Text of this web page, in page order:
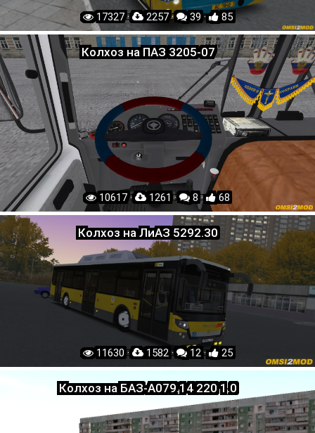
17327 · 2257 · 39 · 85
Колхоз на ПАЗ 3205-07
10617 · 1261 · 8 · 68
Колхоз на ЛиАЗ 5292.30
11630 · 1582 · 12 · 25
Колхоз на БАЗ-A079.14 220 1.0